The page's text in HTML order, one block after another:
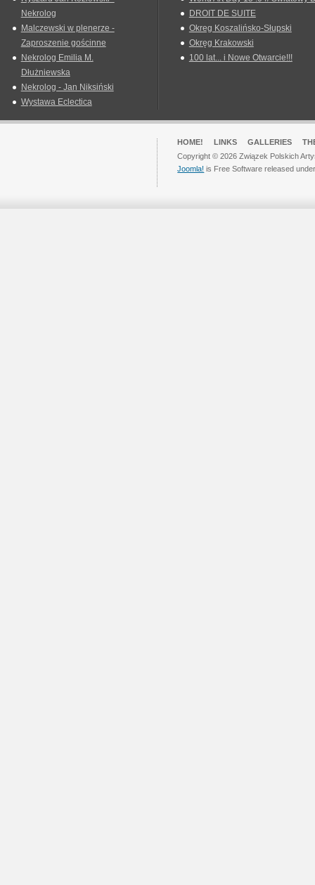
Nekrolog
Malczewski w plenerze -
Zaproszenie gościnne
Nekrolog Emilia M.
Dłużniewska
Nekrolog - Jan Niksiński
Wystawa Eclectica
DROIT DE SUITE
Okreg Koszalińsko-Słupski
Okręg Krakowski
100 lat... i Nowe Otwarcie!!!
HOME! LINKS GALLERIES
Copyright © 2026 Związek Polskich
Joomla! is Free Software released